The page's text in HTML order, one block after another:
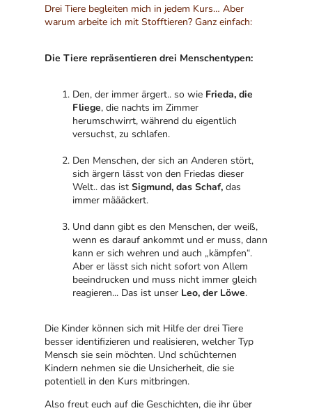
Drei Tiere begleiten mich in jedem Kurs… Aber
warum arbeite ich mit Stofftieren? Ganz einfach:
Die Tiere repräsentieren drei Menschentypen:
Den, der immer ärgert.. so wie Frieda, die
Fliege, die nachts im Zimmer
herumschwirrt, während du eigentlich
versuchst, zu schlafen.
Den Menschen, der sich an Anderen stört,
sich ärgern lässt von den Friedas dieser
Welt.. das ist Sigmund, das Schaf, das
immer määäckert.
Und dann gibt es den Menschen, der weiß,
wenn es darauf ankommt und er muss, dann
kann er sich wehren und auch „kämpfen“.
Aber er lässt sich nicht sofort von Allem
beeindrucken und muss nicht immer gleich
reagieren... Das ist unser Leo, der Löwe.
Die Kinder können sich mit Hilfe der drei Tiere
besser identifizieren und realisieren, welcher Typ
Mensch sie sein möchten. Und schüchternen
Kindern nehmen sie die Unsicherheit, die sie
potentiell in den Kurs mitbringen.
Also freut euch auf die Geschichten, die ihr über